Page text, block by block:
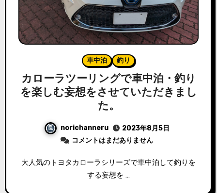
車中泊 釣り
カローラツーリングで車中泊・釣り
を楽しむ妄想をさせていただきまし
た。
norichanneru
2023年8月5日
コメントはまだありません
大人気のトヨタカローラシリーズで車中泊して釣りを
する妄想を …